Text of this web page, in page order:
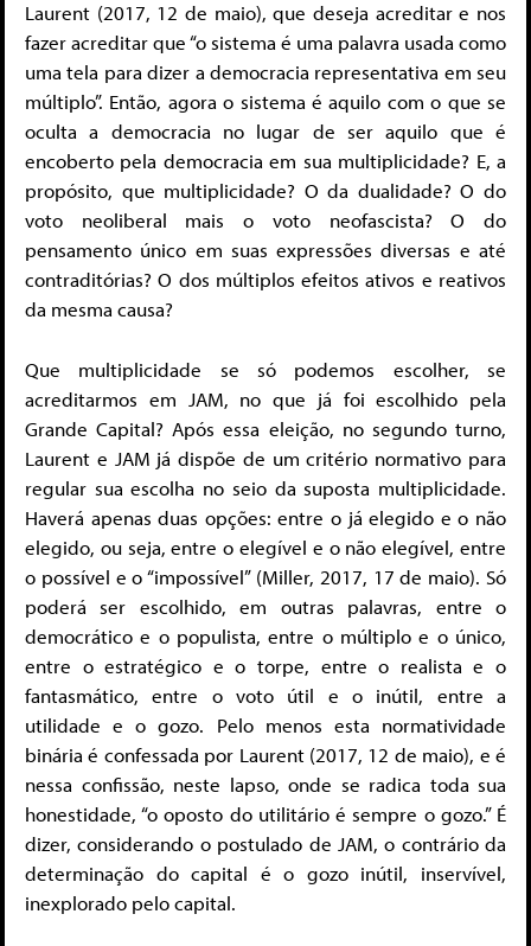
Laurent (2017, 12 de maio), que deseja acreditar e nos
fazer acreditar que “o sistema é uma palavra usada como
uma tela para dizer a democracia representativa em seu
múltiplo”. Então, agora o sistema é aquilo com o que se
oculta a democracia no lugar de ser aquilo que é
encoberto pela democracia em sua multiplicidade? E, a
propósito, que multiplicidade? O da dualidade? O do
voto neoliberal mais o voto neofascista? O do
pensamento único em suas expressões diversas e até
contraditórias? O dos múltiplos efeitos ativos e reativos
da mesma causa?
Que multiplicidade se só podemos escolher, se
acreditarmos em JAM, no que já foi escolhido pela
Grande Capital? Após essa eleição, no segundo turno,
Laurent e JAM já dispõe de um critério normativo para
regular sua escolha no seio da suposta multiplicidade.
Haverá apenas duas opções: entre o já elegido e o não
elegido, ou seja, entre o elegível e o não elegível, entre
o possível e o “impossível” (Miller, 2017, 17 de maio). Só
poderá ser escolhido, em outras palavras, entre o
democrático e o populista, entre o múltiplo e o único,
entre o estratégico e o torpe, entre o realista e o
fantasmático, entre o voto útil e o inútil, entre a
utilidade e o gozo. Pelo menos esta normatividade
binária é confessada por Laurent (2017, 12 de maio), e é
nessa confissão, neste lapso, onde se radica toda sua
honestidade, “o oposto do utilitário é sempre o gozo.” É
dizer, considerando o postulado de JAM, o contrário da
determinação do capital é o gozo inútil, inservível,
inexplorado pelo capital.